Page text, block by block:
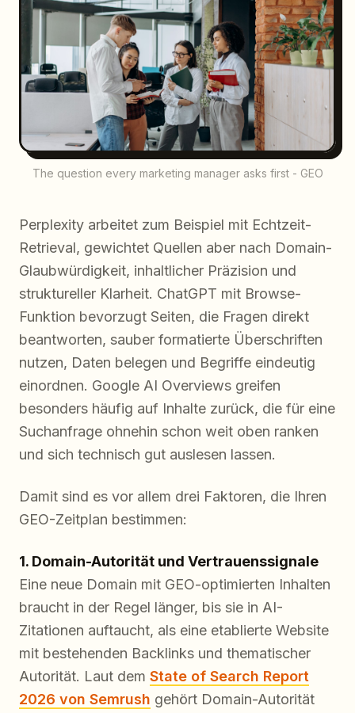
The question every marketing manager asks first - GEO
Perplexity arbeitet zum Beispiel mit Echtzeit-
Retrieval, gewichtet Quellen aber nach Domain-
Glaubwürdigkeit, inhaltlicher Präzision und
struktureller Klarheit. ChatGPT mit Browse-
Funktion bevorzugt Seiten, die Fragen direkt
beantworten, sauber formatierte Überschriften
nutzen, Daten belegen und Begriffe eindeutig
einordnen. Google AI Overviews greifen
besonders häufig auf Inhalte zurück, die für eine
Suchanfrage ohnehin schon weit oben ranken
und sich technisch gut auslesen lassen.
Damit sind es vor allem drei Faktoren, die Ihren
GEO-Zeitplan bestimmen:
1. Domain-Autorität und Vertrauenssignale
Eine neue Domain mit GEO-optimierten Inhalten
braucht in der Regel länger, bis sie in AI-
Zitationen auftaucht, als eine etablierte Website
mit bestehenden Backlinks und thematischer
Autorität. Laut dem State of Search Report
2026 von Semrush gehört Domain-Autorität